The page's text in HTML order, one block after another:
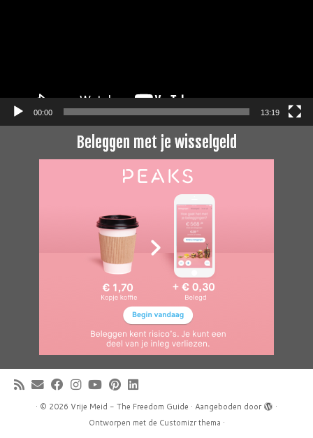
00:00 13:19
Beleggen met je wisselgeld
· © 2026 Vrije Meid - The Freedom Guide · Aangeboden door
·
Ontworpen met de Customizr thema ·